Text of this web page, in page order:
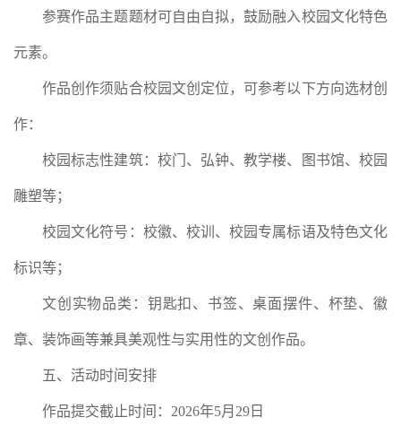
参赛作品主题题材可自由自拟，鼓励融入校园文化特色
元素。
作品创作须贴合校园文创定位，可参考以下方向选材创
作：
校园标志性建筑：校门、弘钟、教学楼、图书馆、校园
雕塑等；
校园文化符号：校徽、校训、校园专属标语及特色文化
标识等；
文创实物品类：钥匙扣、书签、桌面摆件、杯垫、徽
章、装饰画等兼具美观性与实用性的文创作品。
五、活动时间安排
作品提交截止时间：2026年5月29日